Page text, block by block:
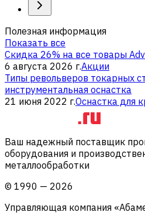
Полезная информация
Показать все
Скидка 26% на все товары
6 августа 2026 г.Акции
Типы револьверов токарных
инструментальная оснастка
21 июня 2022 г.Оснастка для
Ваш надежный поставщик
оборудования и
металлообработки
© 1990 — 2026
Управляющая компания